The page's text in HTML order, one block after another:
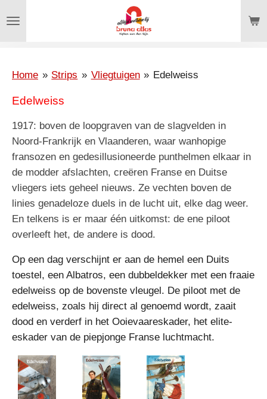
direct
hoofdinhoud
Home » Strips » Vliegtuigen » Edelweiss
Edelweiss
1917: boven de loopgraven van de slagvelden in
Noord-Frankrijk en Vlaanderen, waar wanhopige
fransozen en gedesillusioneerde punthelmen elkaar in
de modder afslachten, creëren Franse en Duitse
vliegers iets geheel nieuws. Ze vechten boven de
linies genadeloze duels in de lucht uit, elke dag weer.
En telkens is er maar één uitkomst: de ene piloot
overleeft het, de andere is dood.
Op een dag verschijnt er aan de hemel een Duits
toestel, een Albatros, een dubbeldekker met een fraaie
edelweiss op de bovenste vleugel. De piloot met de
edelweiss, zoals hij direct al genoemd wordt, zaait
dood en verderf in het Ooievaareskader, het elite-
eskader van de piepjonge Franse luchtmacht.